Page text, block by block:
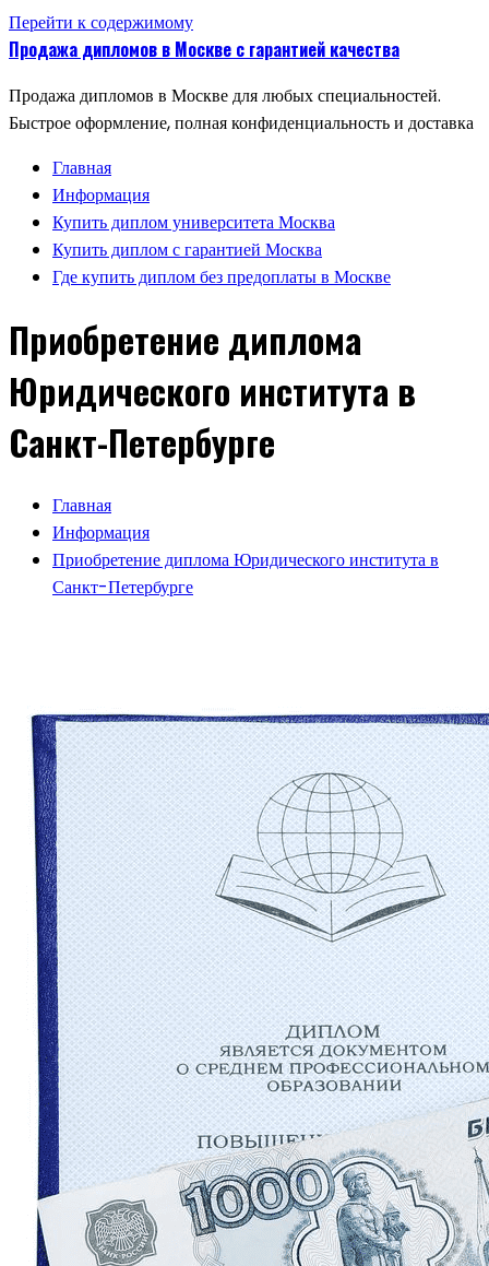
Перейти к содержимому
Продажа дипломов в Москве с гарантией качества
Продажа дипломов в Москве для любых специальностей.
Быстрое оформление, полная конфиденциальность и доставка
Главная
Информация
Купить диплом университета Москва
Купить диплом с гарантией Москва
Где купить диплом без предоплаты в Москве
Приобретение диплома
Юридического института в
Санкт-Петербурге
Главная
Информация
Приобретение диплома Юридического института в
Санкт-Петербурге